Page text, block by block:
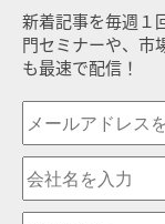
新着記事を毎週１
門セミナーや、市
も最速で配信！